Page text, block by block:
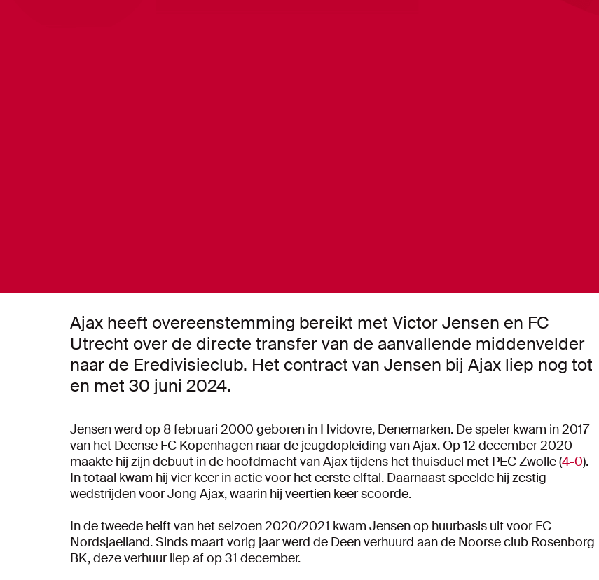
Ajax heeft overeenstemming bereikt met Victor Jensen en FC
Utrecht over de directe transfer van de aanvallende middenvelder
naar de Eredivisieclub. Het contract van Jensen bij Ajax liep nog tot
en met 30 juni 2024.
Jensen werd op 8 februari 2000 geboren in Hvidovre, Denemarken. De speler kwam in 2017
van het Deense FC Kopenhagen naar de jeugdopleiding van Ajax. Op 12 december 2020
maakte hij zijn debuut in de hoofdmacht van Ajax tijdens het thuisduel met PEC Zwolle (4-0).
In totaal kwam hij vier keer in actie voor het eerste elftal. Daarnaast speelde hij zestig
wedstrijden voor Jong Ajax, waarin hij veertien keer scoorde.
In de tweede helft van het seizoen 2020/2021 kwam Jensen op huurbasis uit voor FC
Nordsjaelland. Sinds maart vorig jaar werd de Deen verhuurd aan de Noorse club Rosenborg
BK, deze verhuur liep af op 31 december.